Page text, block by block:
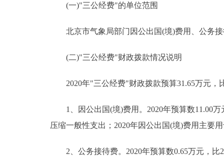
(一)"三公经费"的单位范围
北京市气象局部门因公出国(境)费用、公务接
(二)"三公经费"财政拨款情况说明
2020年"三公经费"财政拨款预算31.65万元，
1、因公出国(境)费用。2020年预算数11.00万
压缩一般性支出；2020年因公出国(境)费用主要
2、公务接待费。2020年预算数0.65万元，比